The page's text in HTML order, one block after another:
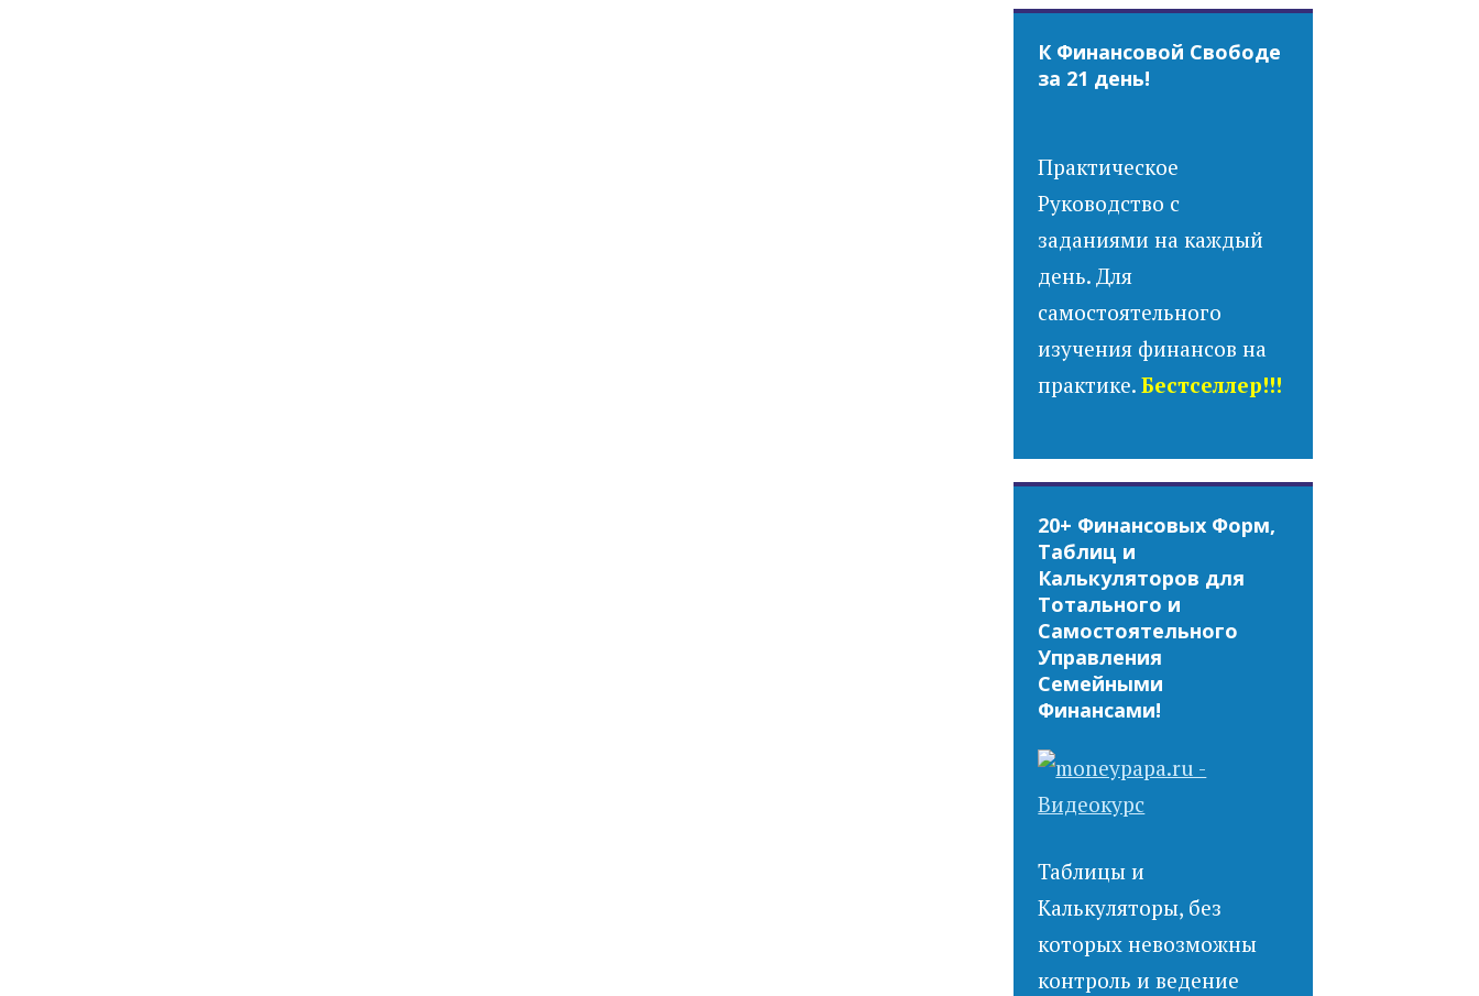
К Финансовой Свободе
за 21 день!
Практическое
Руководство с
заданиями на каждый
день. Для
самостоятельного
изучения финансов на
практике.Бестселлер!!!
20+ Финансовых Форм,
Таблиц и
Калькуляторов для
Тотального и
Самостоятельного
Управления
Семейными
Финансами!
Таблицы и
Калькуляторы, без
которых невозможны
контроль и ведение